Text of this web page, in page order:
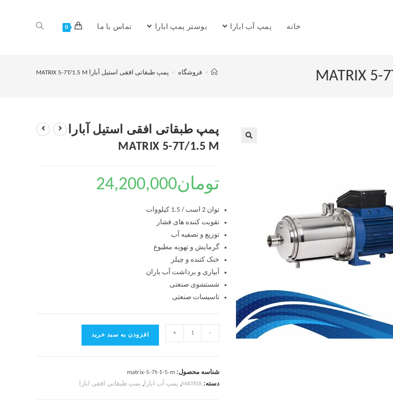
خانه پمپ آب ابارا بوستر پمپ ابارا تماس با ما 0
> فروشگاه > پمپ طبقاتی افقی استیل آبارا MATRIX 5-7T/1.5 M
پمپ طبقاتی افقی استیل آبارا
MATRIX 5-7T/1.5 M
تومان24,200,000
توان 2 اسب / 1.5 کیلووات
تقویت کننده های فشار
توزیع و تصفیه آب
گرمایش و تهویه مطبوع
خنک کننده و چیلر
آبیاری و برداشت آب باران
شستشوی صنعتی
تاسیسات صنعتی
-
+ افزودن به سبد خرید
شناسه محصول:matrix-5-7t-1-5-m
دسته:MATRIX
, پمپ آب ابارا, پمپ طبقاتی افقی ابارا